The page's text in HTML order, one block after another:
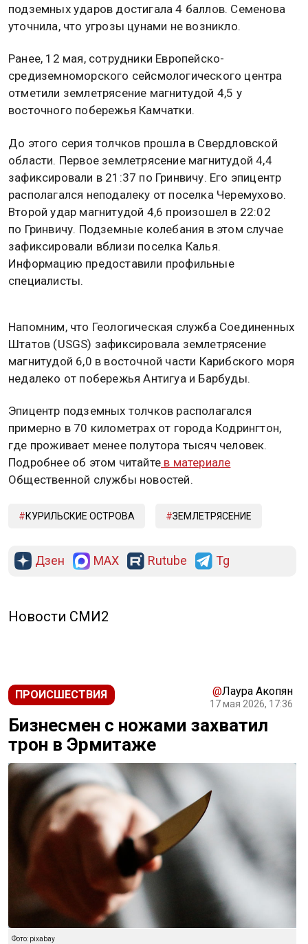
подземных ударов достигала 4 баллов. Семенова
уточнила, что угрозы цунами не возникло.
Ранее, 12 мая, сотрудники Европейско-
средиземноморского сейсмологического центра
отметили землетрясение магнитудой 4,5 у
восточного побережья Камчатки.
До этого серия толчков прошла в Свердловской
области. Первое землетрясение магнитудой 4,4
зафиксировали в 21:37 по Гринвичу. Его эпицентр
располагался неподалеку от поселка Черемухово.
Второй удар магнитудой 4,6 произошел в 22:02
по Гринвичу. Подземные колебания в этом случае
зафиксировали вблизи поселка Калья.
Информацию предоставили профильные
специалисты.
Напомним, что Геологическая служба Соединенных
Штатов (USGS) зафиксировала землетрясение
магнитудой 6,0 в восточной части Карибского моря
недалеко от побережья Антигуа и Барбуды.
Эпицентр подземных толчков располагался
примерно в 70 километрах от города Кодрингтон,
где проживает менее полутора тысяч человек.
Подробнее об этом читайте в материале
Общественной службы новостей.
КУРИЛЬСКИЕ ОСТРОВА ЗЕМЛЕТРЯСЕНИЕ
Дзен MAX Rutube Tg
Новости СМИ2
ПРОИСШЕСТВИЯ @Лаура Акопян
17 мая 2026, 17:36
Бизнесмен с ножами захватил
трон в Эрмитаже
Фото: рixabay